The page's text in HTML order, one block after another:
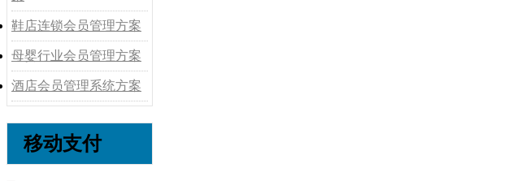
鞋店连锁会员管理方案
母婴行业会员管理方案
酒店会员管理系统方案
移动支付